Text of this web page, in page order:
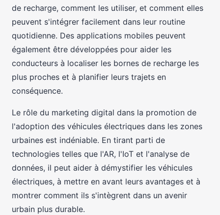
de recharge, comment les utiliser, et comment elles
peuvent s'intégrer facilement dans leur routine
quotidienne. Des applications mobiles peuvent
également être développées pour aider les
conducteurs à localiser les bornes de recharge les
plus proches et à planifier leurs trajets en
conséquence.
Le rôle du marketing digital dans la promotion de
l'adoption des véhicules électriques dans les zones
urbaines est indéniable. En tirant parti de
technologies telles que l'AR, l'IoT et l'analyse de
données, il peut aider à démystifier les véhicules
électriques, à mettre en avant leurs avantages et à
montrer comment ils s'intègrent dans un avenir
urbain plus durable.